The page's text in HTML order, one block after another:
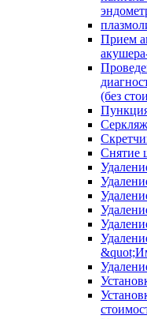
Прием
(без
Снятие